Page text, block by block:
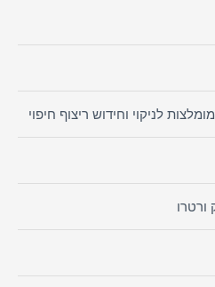
לניקוי וחידוש ריצוף חיפוי
ורטרו